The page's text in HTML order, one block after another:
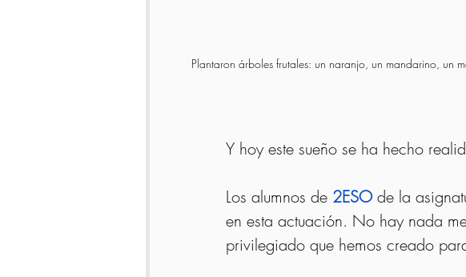
Plantaron árboles frutales: un naranjo, un mandarino, un
Y hoy este sueño se ha hecho
Los alumnos de 2ESO de la
en esta actuación. No hay nada
privilegiado que hemos creado